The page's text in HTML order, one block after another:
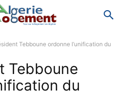
Tebboune ordonne l’unification du
Tebboune
du